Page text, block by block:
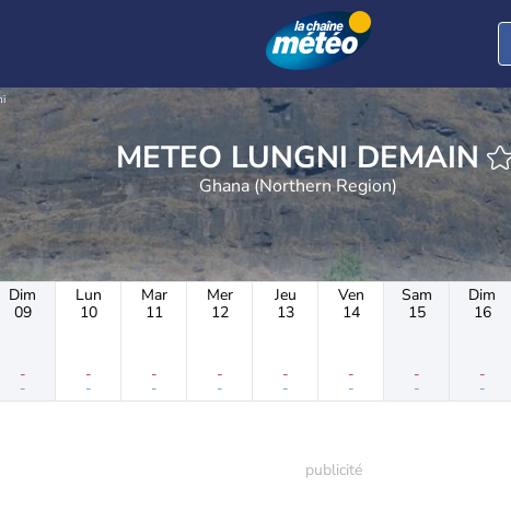
METEO LUNGNI DEMAIN
Ghana (Northern Region)
Dim
09
-
-
Lun
10
-
-
Mar
11
-
-
Mer
12
-
-
Jeu
13
-
-
Ven
14
-
-
Sam
15
-
-
Dim
16
-
-